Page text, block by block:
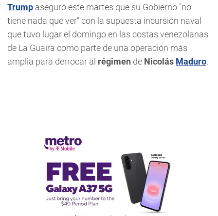
Trump aseguró este martes que su Gobierno "no
tiene nada que ver" con la supuesta incursión naval
que tuvo lugar el domingo en las costas venezolanas
de La Guaira como parte de una operación más
amplia para derrocar al régimen de Nicolás Maduro.